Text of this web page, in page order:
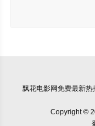
飘花电影网免费最新热
Copyright ©